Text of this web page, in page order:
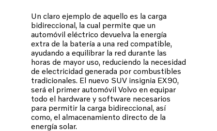
Un claro ejemplo de aquello es la carga
bidireccional, la cual permite que un
automóvil eléctrico devuelva la energía
extra de la batería a una red compatible,
ayudando a equilibrar la red durante las
horas de mayor uso, reduciendo la necesidad
de electricidad generada por combustibles
tradicionales. El nuevo SUV insignia EX90,
será el primer automóvil Volvo en equipar
todo el hardware y software necesarios
para permitir la carga bidireccional, así
como, el almacenamiento directo de la
energía solar.